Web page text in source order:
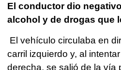
El conductor dio
alcohol y de drogas que
El vehículo circulaba en
carril izquierdo y, al
derecha, se salió de la vía